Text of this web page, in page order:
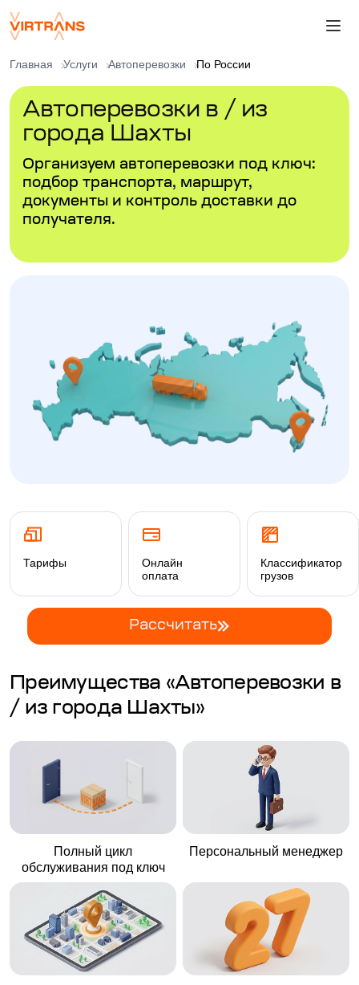
Главная Услуги Автоперевозки По России
Автоперевозки в / из
города Шахты
Организуем автоперевозки под ключ:
подбор транспорта, маршрут,
документы и контроль доставки до
получателя.
Тарифы
Онлайн
оплата
Классификатор
грузов
Рассчитать
Преимущества «Автоперевозки в
/ из города Шахты»
Полный цикл
обслуживания под ключ
Персональный менеджер